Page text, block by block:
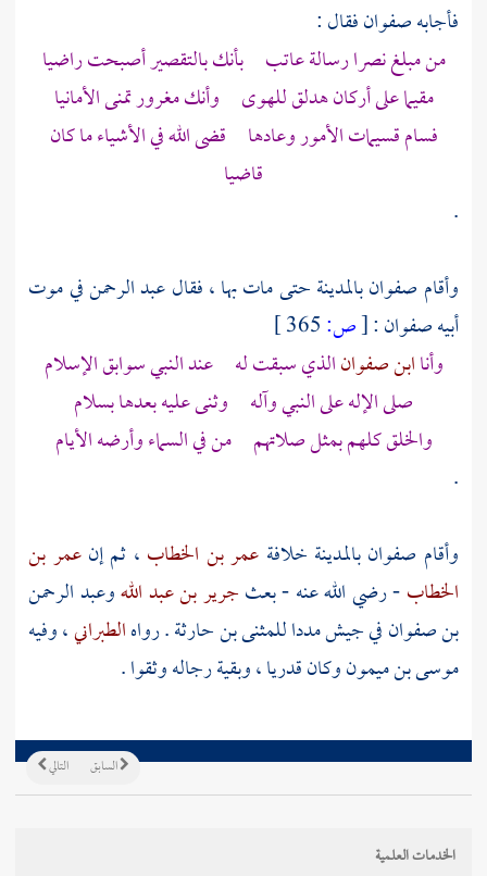
فأجابهصفوانفقال :
من مبلغنصرارسالة عاتب بأنك بالتقصير أصبحت راضيا
مقيما على أركان هدلق للهوى وأنك مغرور تمنى الأمانيا
فسام قسيمات الأمور وعادها قضى الله في الأشياء ما كان
قاضيا
.
وأقام صفوانبالمدينةحتى مات بها ، فقالعبد الرحمنفي موت
أبيهصفوان:
[ص:
وأناابن صفوانالذي سبقت له عند النبي سوابق الإسلام
صلى الإله على النبي وآله وثنى عليه بعدها بسلام
والخلق كلهم بمثل صلاتهم من في السماء وأرضه الأيام
.
وأقام صفوانبالمدينة خلافة عمر بن الخطاب ، ثم إنعمر بن
الخطاب- رضي الله عنه - بعثجرير بن عبد اللهوعبد الرحمن
بن صفوانفي جيش مدداللمثنى بن حارثة. رواهالطبراني، وفيه
موسى بن ميمونوكان قدريا ، وبقية رجاله وثقوا .
التالي السابق
الخدمات العلمية